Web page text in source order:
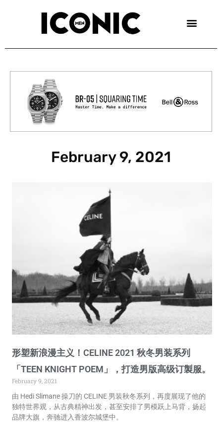
February 9, 2021
形塑新浪漫主义！CELINE 2021 秋冬男装系列
「TEEN KNIGHT POEM」，打造男版高级订製服。
February 9, 2021
由 Hedi Slimane 操刀的 CELINE 男装秋冬系列，再度展现了他的
独特世界观，从古典精神出发，甚至安排了男模跃上马背，扬起
品牌大旗，奔驰进入香波尔城堡中。